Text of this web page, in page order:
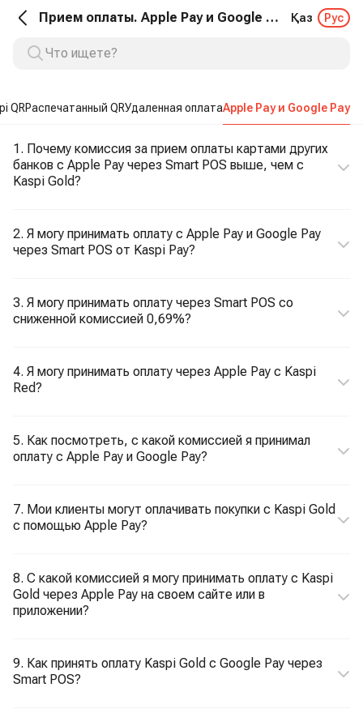
Прием оплаты. Apple Pay и Google Pay Қаз Рус
QRРаспечатанный QRУдаленная оплатаApple Pay и Google Pay
1. Почему комиссия за прием оплаты картами других
банков с Apple Pay через Smart POS выше, чем с
Kaspi Gold?
2. Я могу принимать оплату с Apple Pay и Google Pay
через Smart POS от Kaspi Pay?
3. Я могу принимать оплату через Smart POS со
сниженной комиссией 0,69%?
4. Я могу принимать оплату через Apple Pay с Kaspi
Red?
5. Как посмотреть, с какой комиссией я принимал
оплату с Apple Pay и Google Pay?
7. Мои клиенты могут оплачивать покупки с Kaspi Gold
с помощью Apple Pay?
8. С какой комиссией я могу принимать оплату с Kaspi
Gold через Apple Pay на своем сайте или в
приложении?
9. Как принять оплату Kaspi Gold с Google Pay через
Smart POS?